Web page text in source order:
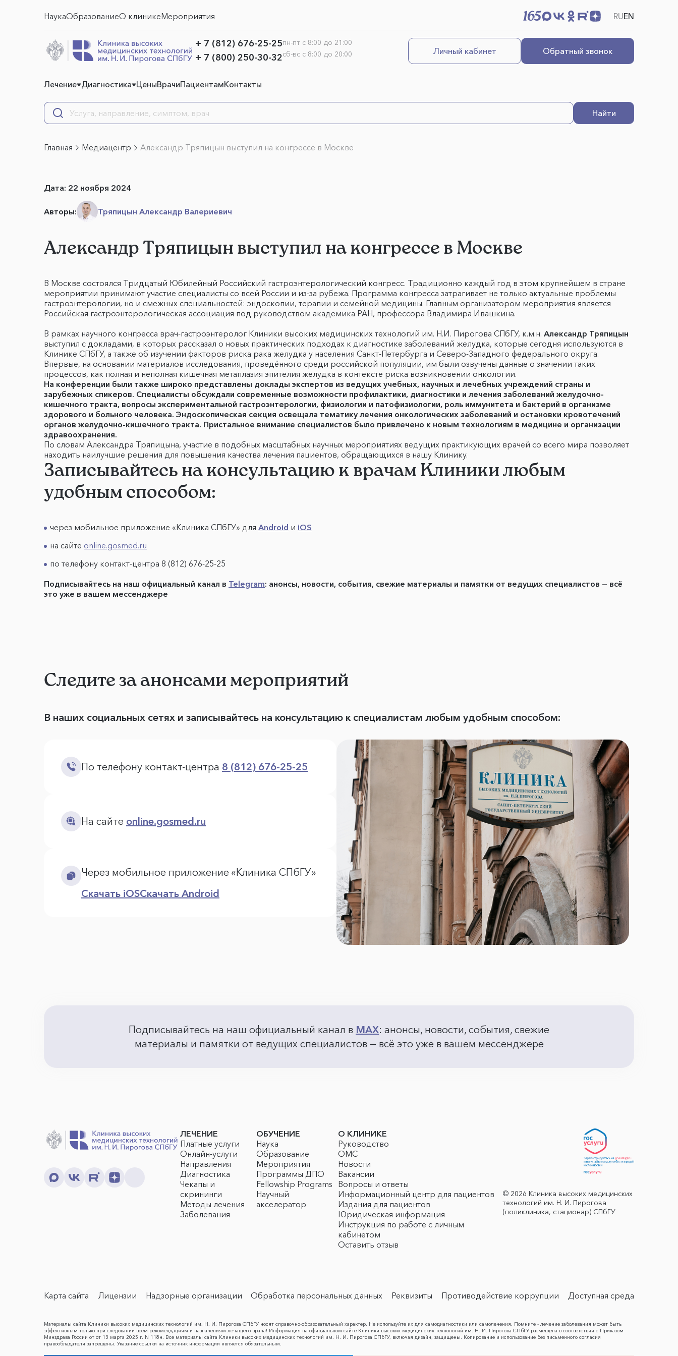
НаукаОбразованиеО клиникеМероприятия RUEN
+ 7 (812) 676-25-25
+ 7 (800) 250-30-32
пн-пт с 8:00 до 21:00
сб-вс с 8:00 до 20:00
Обратный звонок
Личный кабинет
Лечение Диагностика ЦеныВрачиПациентамКонтакты
Найти
Главная Медиацентр Александр Тряпицын выступил на конгрессе в Москве
Дата: 22 ноября 2024
Авторы: Тряпицын Александр Валериевич
Александр Тряпицын выступил на конгрессе в Москве
В Москве состоялся Тридцатый Юбилейный Российский гастроэнтерологический конгресс. Традиционно каждый год в этом крупнейшем в стране
мероприятии принимают участие специалисты со всей России и из-за рубежа. Программа конгресса затрагивает не только актуальные проблемы
гастроэнтерологии, но и смежных специальностей: эндоскопии, терапии и семейной медицины. Главным организатором мероприятия является
Российская гастроэнтерологическая ассоциация под руководством академика РАН, профессора Владимира Ивашкина.
В рамках научного конгресса врач-гастроэнтеролог Клиники высоких медицинских технологий им. Н.И. Пирогова СПбГУ, к.м.н. Александр Тряпицын
выступил с докладами, в которых рассказал о новых практических подходах к диагностике заболеваний желудка, которые сегодня используются в
Клинике СПбГУ, а также об изучении факторов риска рака желудка у населения Санкт-Петербурга и Северо-Западного федерального округа.
Впервые, на основании материалов исследования, проведённого среди российской популяции, им были озвучены данные о значении таких
процессов, как полная и неполная кишечная метаплазия эпителия желудка в контексте риска возникновении онкологии.
На конференции были также широко представлены доклады экспертов из ведущих учебных, научных и лечебных учреждений страны и
зарубежных спикеров. Специалисты обсуждали современные возможности профилактики, диагностики и лечения заболеваний желудочно-
кишечного тракта, вопросы экспериментальной гастроэнтерологии, физиологии и патофизиологии, роль иммунитета и бактерий в организме
здорового и больного человека. Эндоскопическая секция освещала тематику лечения онкологических заболеваний и остановки кровотечений
органов желудочно-кишечного тракта. Пристальное внимание специалистов было привлечено к новым технологиям в медицине и организации
здравоохранения.
По словам Александра Тряпицына, участие в подобных масштабных научных мероприятиях ведущих практикующих врачей со всего мира позволяет
находить наилучшие решения для повышения качества лечения пациентов, обращающихся в нашу Клинику.
Записывайтесь на консультацию к врачам Клиники любым
удобным способом:
через мобильное приложение «Клиника СПбГУ» для Android и iOS
на сайте online.gosmed.ru
по телефону контакт-центра 8 (812) 676-25-25
Подписывайтесь на наш официальный канал в Telegram: анонсы, новости, события, свежие материалы и памятки от ведущих специалистов — всё
это уже в вашем мессенджере
Следите за анонсами мероприятий
В наших социальных сетях и записывайтесь на консультацию к специалистам любым удобным способом:
По телефону контакт-центра 8 (812) 676-25-25
На сайте online.gosmed.ru
Через мобильное приложение «Клиника СПбГУ»
Скачать iOSСкачать Android
Подписывайтесь на наш официальный канал в MAX: анонсы, новости, события, свежие
материалы и памятки от ведущих специалистов — всё это уже в вашем мессенджере
ЛЕЧЕНИЕ
Платные услуги
Онлайн-услуги
Направления
Диагностика
Чекапы и
скрининги
Методы лечения
Заболевания
ОБУЧЕНИЕ
Наука
Образование
Мероприятия
Программы ДПО
Fellowship Programs
Научный
акселератор
О КЛИНИКЕ
Руководство
ОМС
Новости
Вакансии
Вопросы и ответы
Информационный центр для пациентов
Издания для пациентов
Юридическая информация
Инструкция по работе с личным
кабинетом
Оставить отзыв
© 2026 Клиника высоких медицинских
технологий им. Н. И. Пирогова
(поликлиника, стационар) СПбГУ
Карта сайта Лицензии Надзорные организации Обработка персональных данных Реквизиты Противодействие коррупции Доступная среда
Материалы сайта Клиники высоких медицинских технологий им. Н. И. Пирогова СПбГУ носят справочно-образовательный характер. Не используйте их для самодиагностики или самолечения. Помните - лечение заболевания может быть
эффективным только при следовании всем рекомендациям и назначениям лечащего врача! Информация на официальном сайте Клиники высоких медицинских технологий им. Н. И. Пирогова СПбГУ размещена в соответствии с Приказом
Минздрава России от от 13 марта 2025 г. N 118н. Все материалы сайта Клиники высоких медицинских технологий им. Н. И. Пирогова СПбГУ, включая дизайн, защищены. Копирование и использование без письменного согласия
правообладателя запрещены. Указание ссылки на источник информации является обязательным.